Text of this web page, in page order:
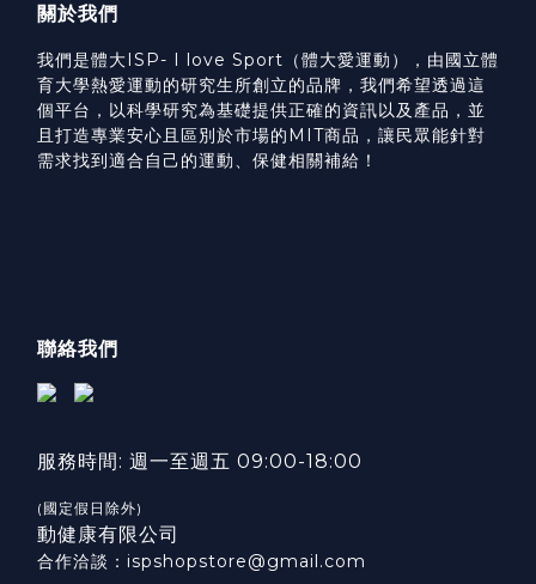
關於我們
我們是體大ISP- I love Sport（體大愛運動），由國立體
育大學熱愛運動的研究生所創立的品牌，我們希望透過這
個平台，以科學研究為基礎提供正確的資訊以及產品，並
且打造專業安心且區別於市場的MIT商品，讓民眾能針對
需求找到適合自己的運動、保健相關補給！
聯絡我們
服務時間: 週一至週五 09:00-18:00
(國定假日除外)
動健康有限公司
合作洽談：ispshopstore@gmail.com